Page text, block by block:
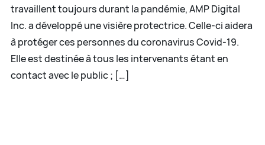
travaillent toujours durant la pandémie, AMP Digital
Inc. a développé une visière protectrice. Celle-ci aidera
à protéger ces personnes du coronavirus Covid-19.
Elle est destinée à tous les intervenants étant en
contact avec le public ; […]